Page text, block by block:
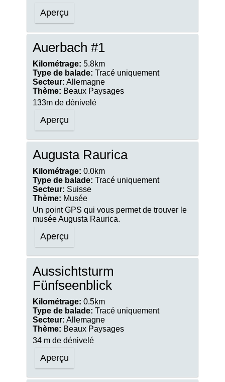
Aperçu
Auerbach #1
Kilométrage: 5.8km
Type de balade: Tracé uniquement
Secteur: Allemagne
Thème: Beaux Paysages
133m de dénivelé
Aperçu
Augusta Raurica
Kilométrage: 0.0km
Type de balade: Tracé uniquement
Secteur: Suisse
Thème: Musée
Un point GPS qui vous permet de trouver le
musée Augusta Raurica.
Aperçu
Aussichtsturm
Fünfseenblick
Kilométrage: 0.5km
Type de balade: Tracé uniquement
Secteur: Allemagne
Thème: Beaux Paysages
34 m de dénivelé
Aperçu